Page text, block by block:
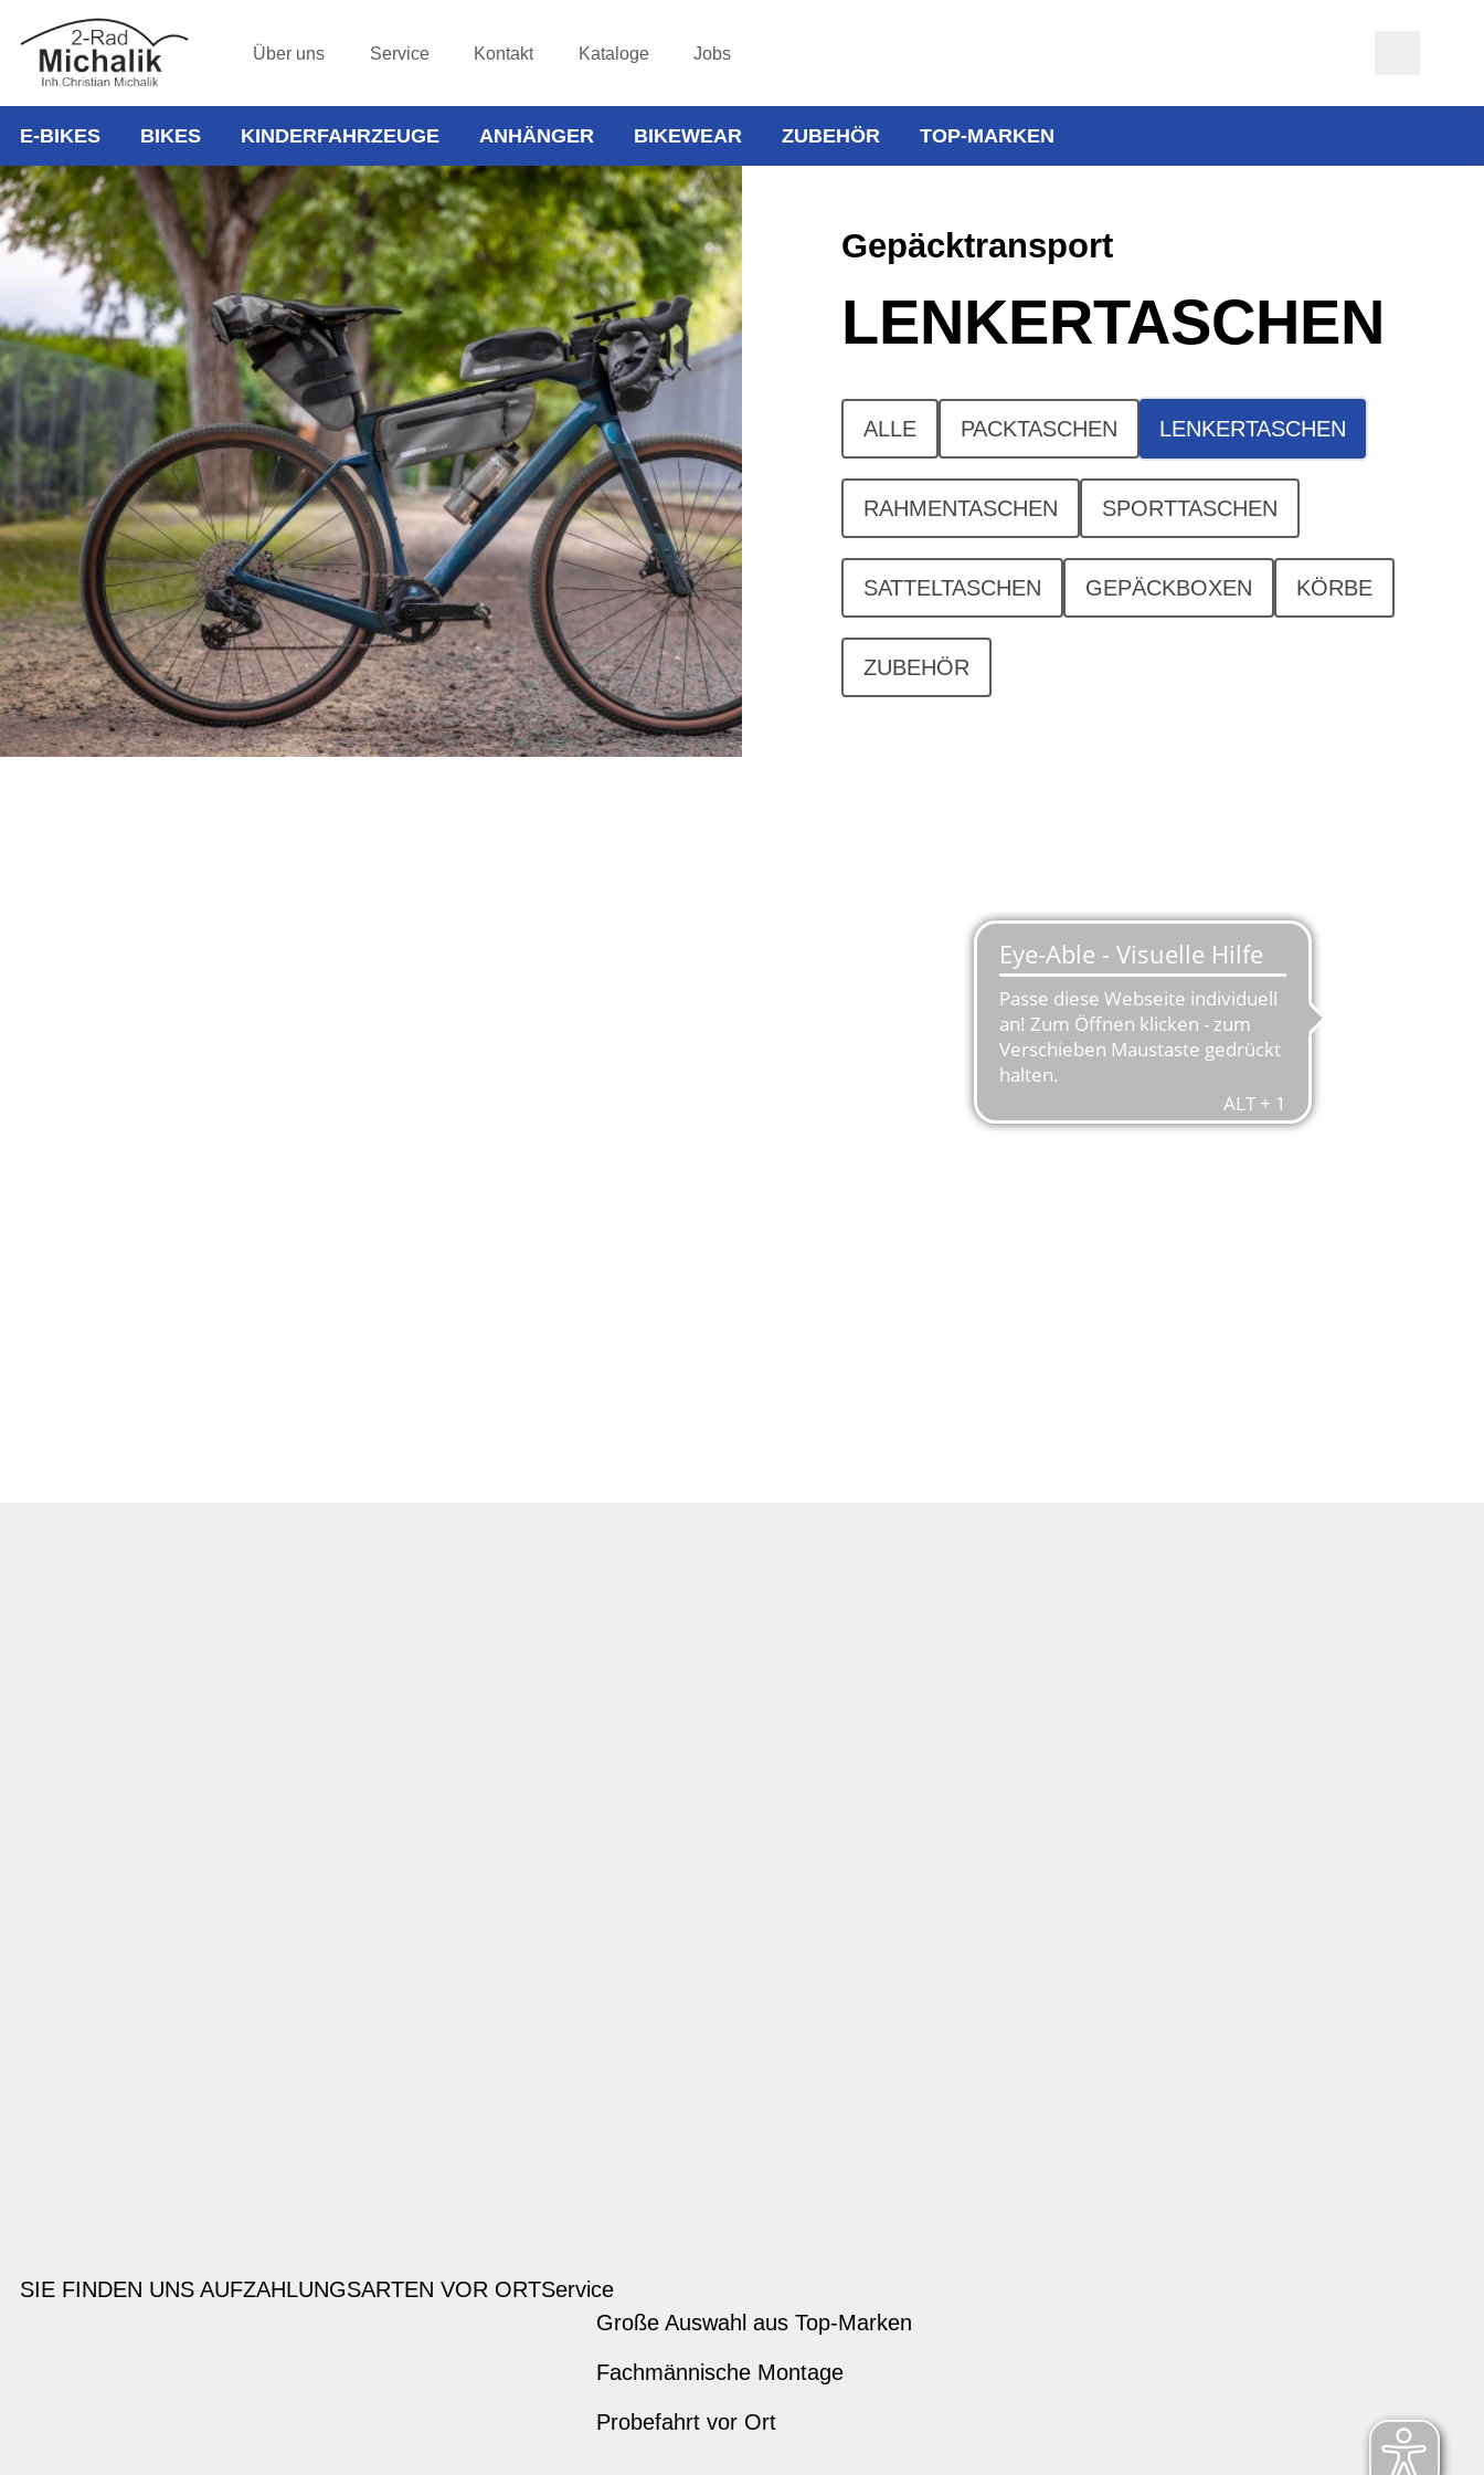
Über uns Service Kontakt Kataloge Jobs
E-BIKES BIKES KINDERFAHRZEUGE ANHÄNGER BIKEWEAR ZUBEHÖR TOP-MARKEN
Gepäcktransport
LENKERTASCHEN
ALLE PACKTASCHEN LENKERTASCHEN
RAHMENTASCHEN SPORTTASCHEN
SATTELTASCHEN GEPÄCKBOXEN KÖRBE
ZUBEHÖR
SIE FINDEN UNS AUFZAHLUNGSARTEN VOR ORTService
Große Auswahl aus Top-Marken
Fachmännische Montage
Probefahrt vor Ort